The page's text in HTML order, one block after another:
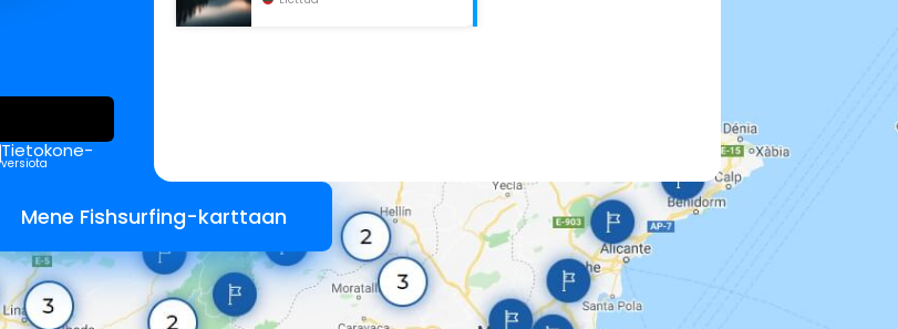
Tietokone-
versiota
Mene Fishsurfing-karttaan